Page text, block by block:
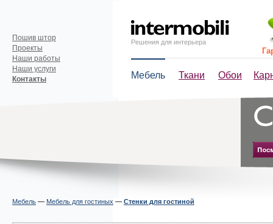
Решения для интерьера
Мебель Ткани Обои
Пошив штор
Проекты
Наши работы
Наши услуги
Контакты
Мебель— Мебель для гостиных — Стенки для гостиной